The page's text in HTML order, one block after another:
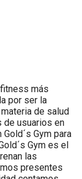
más
por ser la
de salud
de usuarios en
Gym para
Gym es el
las
presentes